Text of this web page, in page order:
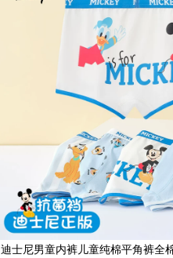
迪士尼男童内裤儿童纯棉平角裤全